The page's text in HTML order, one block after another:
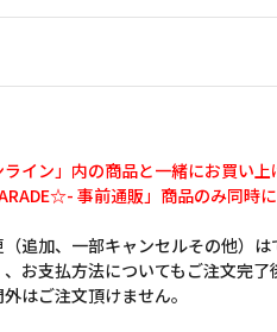
イン」内の商品と一緒にお買い上
事前通販」商品のみ同時
追加、一部キャンセルその他）は
お支払方法についてもご注文完了
はご注文頂けません。